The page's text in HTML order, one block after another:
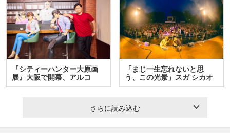
『シティーハンター大原画
展』大阪で開幕、アルコ
＆…
「まじ一生忘れないと思
う、この光景」スガ シカオ
と…
さらに読み込む